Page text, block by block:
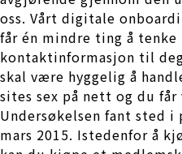
oss. Vårt digitale
får én mindre ting å tenke
kontaktinformasjon til
skal være hyggelig å
sites sex på nett og du
Undersøkelsen fant sted i
mars 2015. Istedenfor å